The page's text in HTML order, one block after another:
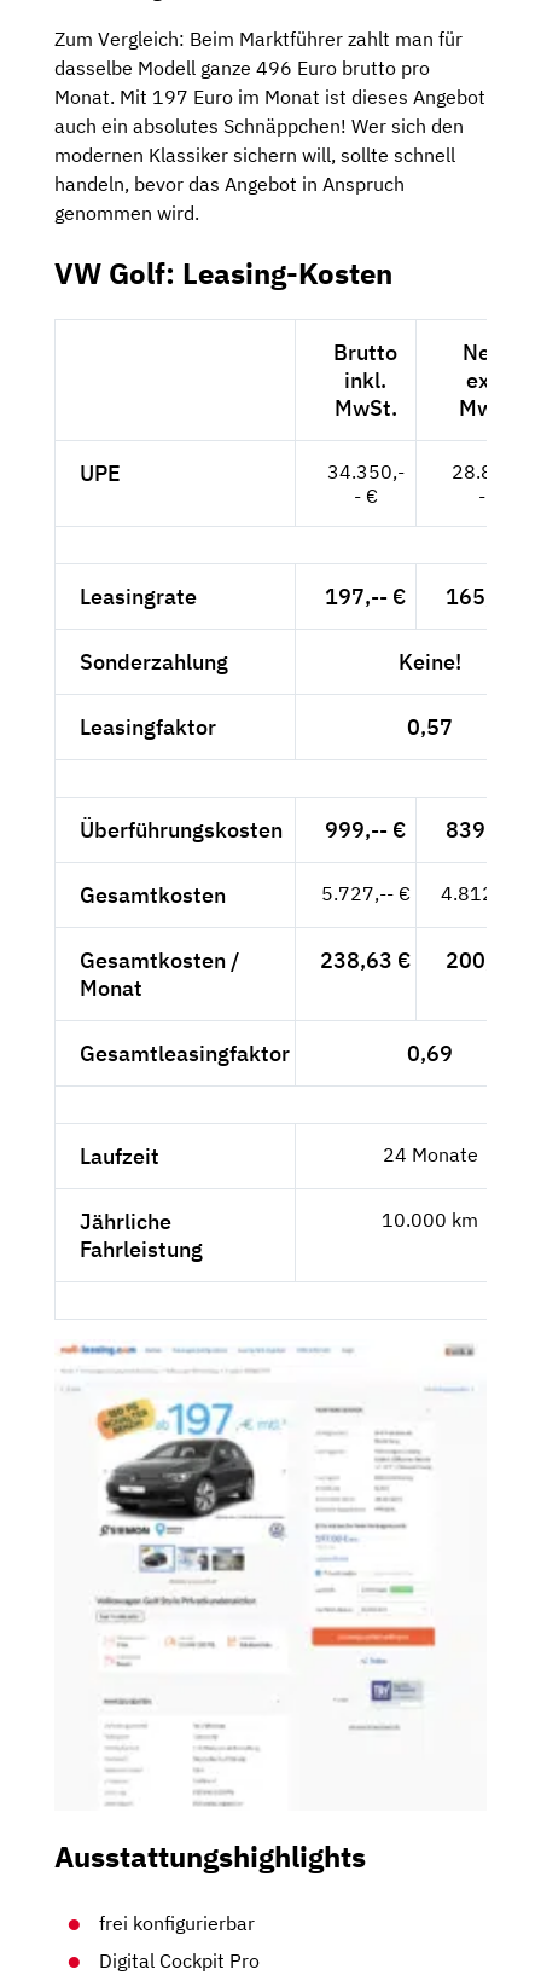
Zum Vergleich: Beim Marktführer zahlt man für
dasselbe Modell ganze 496 Euro brutto pro
Monat. Mit 197 Euro im Monat ist dieses Angebot
auch ein absolutes Schnäppchen! Wer sich den
modernen Klassiker sichern will, sollte schnell
handeln, bevor das Angebot in Anspruch
genommen wird.
VW Golf: Leasing-Kosten
Brutto
inkl.
MwSt.
Netto
exkl.
MwSt.
UPE
34.350,-
- €
28.866,-
- €
Leasingrate 197,-- € 165,55 €
Sonderzahlung Keine!
Leasingfaktor 0,57
Überführungskosten 999,-- € 839,50 €
Gesamtkosten 5.727,-- € 4.812,61 €
Gesamtkosten /
Monat
238,63 € 200,53 €
Gesamtleasingfaktor 0,69
Laufzeit 24 Monate
Jährliche
Fahrleistung
10.000 km
Ausstattungshighlights
frei konfigurierbar
Digital Cockpit Pro